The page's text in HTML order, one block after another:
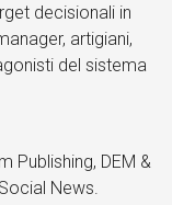
decisionali in
artigiani,
del sistema
Publishing, DEM &
News.